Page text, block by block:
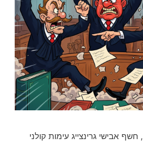
ב- 24 ביולי 2025, חשף אבישי גרינצייג עימות קולני